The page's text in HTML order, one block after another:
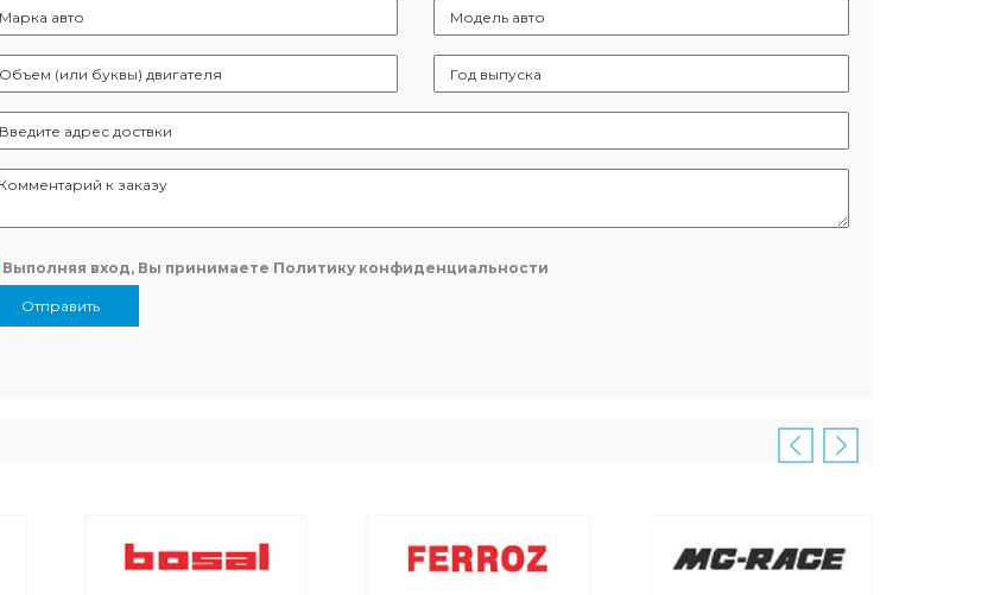
Выполняя вход, Вы принимаете Политику конфиденциальности
Отправить